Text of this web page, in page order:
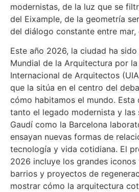
modernistas, de la luz que se
del Eixample, de la geometría
del diálogo constante entre mar,
Este año 2026, la ciudad ha
Mundial de la Arquitectura por
Internacional de Arquitectos
que la sitúa en el centro del
cómo habitamos el mundo. Esta
tanto el legado modernista y las
Gaudí como la Barcelona
ensayan nuevas formas de
tecnología y vida cotidiana. El
2026 incluye los grandes
barrios y proyectos de
mostrar cómo la arquitectura